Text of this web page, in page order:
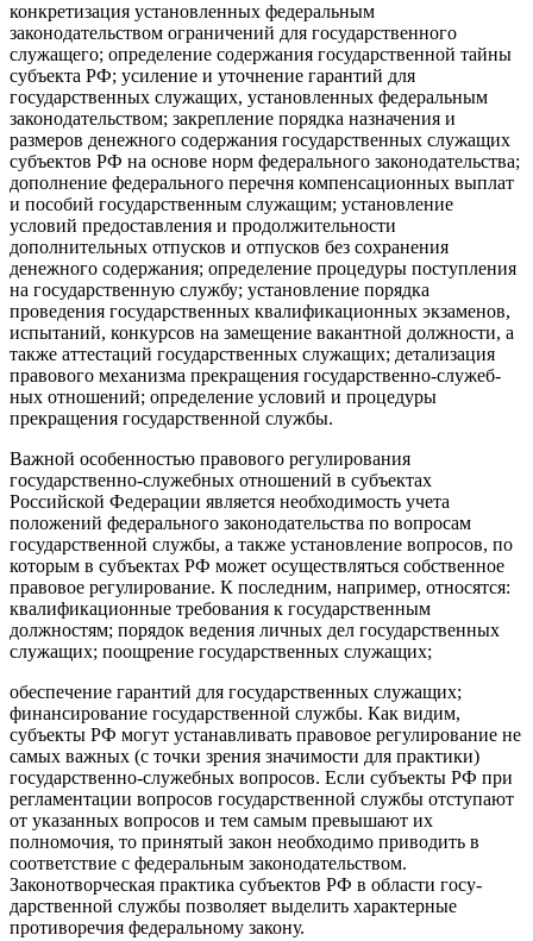
конкретизация установленных федеральным
законодательством ограничений для государственного
служащего; определение со­держания государственной тайны
субъекта РФ; усиление и уточ­нение гарантий для
государственных служащих, установленных федеральным
законодательством; закрепление порядка назначе­ния и
размеров денежного содержания государственных служа­щих
субъектов РФ на основе норм федерального законодатель­ства;
дополнение федерального перечня компенсационных выплат
и пособий государственным служащим; установление
условий предоставления и продолжительности
дополнительных отпус­ков и отпусков без сохранения
денежного содержания; определе­ние процедуры поступления
на государственную службу; уста­новление порядка
проведения государственных квалификационных экзаменов,
испытаний, конкурсов на замещение вакантной должнос­ти, а
также аттестаций государственных служащих; детализа­ция
правового механизма прекращения государственно-служеб­
ных отношений; определение условий и процедуры
прекращения государственной службы.
Важной особенностью правового регулирования
государствен­но-служебных отношений в субъектах
Российской Федерации является необходимость учета
положений федерального законодательства по вопросам
государственной службы, а также уста­новление вопросов, по
которым в субъектах РФ может осуществляться собственное
правовое регулирование. К послед­ним, например, относятся:
квалификационные требования к госу­дарственным
должностям; порядок ведения личных дел государ­ственных
служащих; поощрение государственных служащих;
обеспечение гарантий для государственных служащих;
финанси­рование государственной службы. Как видим,
субъекты РФ мо­гут устанавливать правовое регулирование не
самых важных (с точки зрения значимости для практики)
государственно-служеб­ных вопросов. Если субъекты РФ при
регламентации вопросов государственной службы отступают
от указанных вопросов и тем самым превышают их
полномочия, то принятый закон необхо­димо приводить в
соответствие с федеральным законодательст­вом.
Законотворческая практика субъектов РФ в области госу­
дарственной службы позволяет выделить характерные
противоречия федеральному закону.